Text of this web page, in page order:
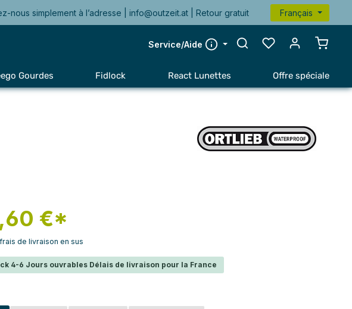
nous simplement à l’adresse |info@outzeit.at | Retour gratuit Français
Service/Aide
Le
Gourdes Fidlock React Lunettes Offre spéciale
€*
de livraison en sus
4-6 Jours ouvrables Délais de livraison pour la France